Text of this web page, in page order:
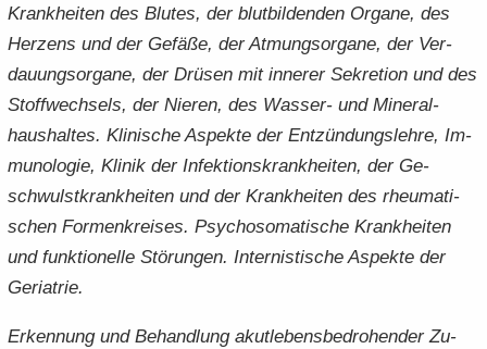
Krank­hei­ten des Blu­tes, der blut­bil­den­den Or­ga­ne, des
Her­zens und der Ge­fä­ße, der At­mungs­or­ga­ne, der Ver­
dau­ungs­or­ga­ne, der Drü­sen mit in­ne­rer Se­kre­ti­on und des
Stoff­wech­sels, der Nie­ren, des Wasser-​ und Mi­ne­ral­
haus­hal­tes. Kli­ni­sche Aspek­te der Ent­zün­dungs­leh­re, Im­
mu­no­lo­gie, Kli­nik der In­fek­ti­ons­krank­hei­ten, der Ge­
schwulst­krank­hei­ten und der Krank­hei­ten des rheu­ma­ti­
schen For­men­krei­ses. Psy­cho­so­ma­ti­sche Krank­hei­ten
und funk­tio­nel­le Stö­run­gen. In­ter­nis­ti­sche Aspek­te der
Ger­ia­trie.
Er­ken­nung und Be­hand­lung akut­le­bens­be­dro­hen­der Zu­